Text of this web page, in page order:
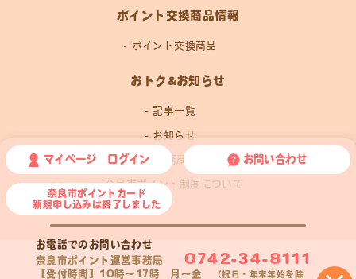
ポイント交換商品情報
ポイント交換商品
おトク&お知らせ
記事一覧
お知らせ
運営事務局news
奈良市ポイント制度について
マイページ ログイン お問い合わせ
奈良市ポイントカード
新規申し込みは終了しました
お電話でのお問い合わせ
奈良市ポイント運営事務局0742-34-8111
【受付時間】10時〜17時 月〜金 （祝日・年末年始を除